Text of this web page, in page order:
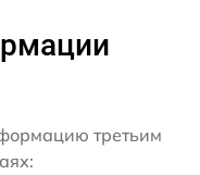
третьим